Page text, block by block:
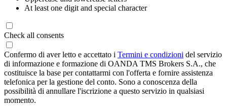
At least one digit and special character
Check all consents
Confermo di aver letto e accettato i Termini e condizioni del servizio
di informazione e formazione di OANDA TMS Brokers S.A., che
costituisce la base per contattarmi con l'offerta e fornire assistenza
telefonica per la gestione del conto. Sono a conoscenza della
possibilità di annullare l'iscrizione a questo servizio in qualsiasi
momento.